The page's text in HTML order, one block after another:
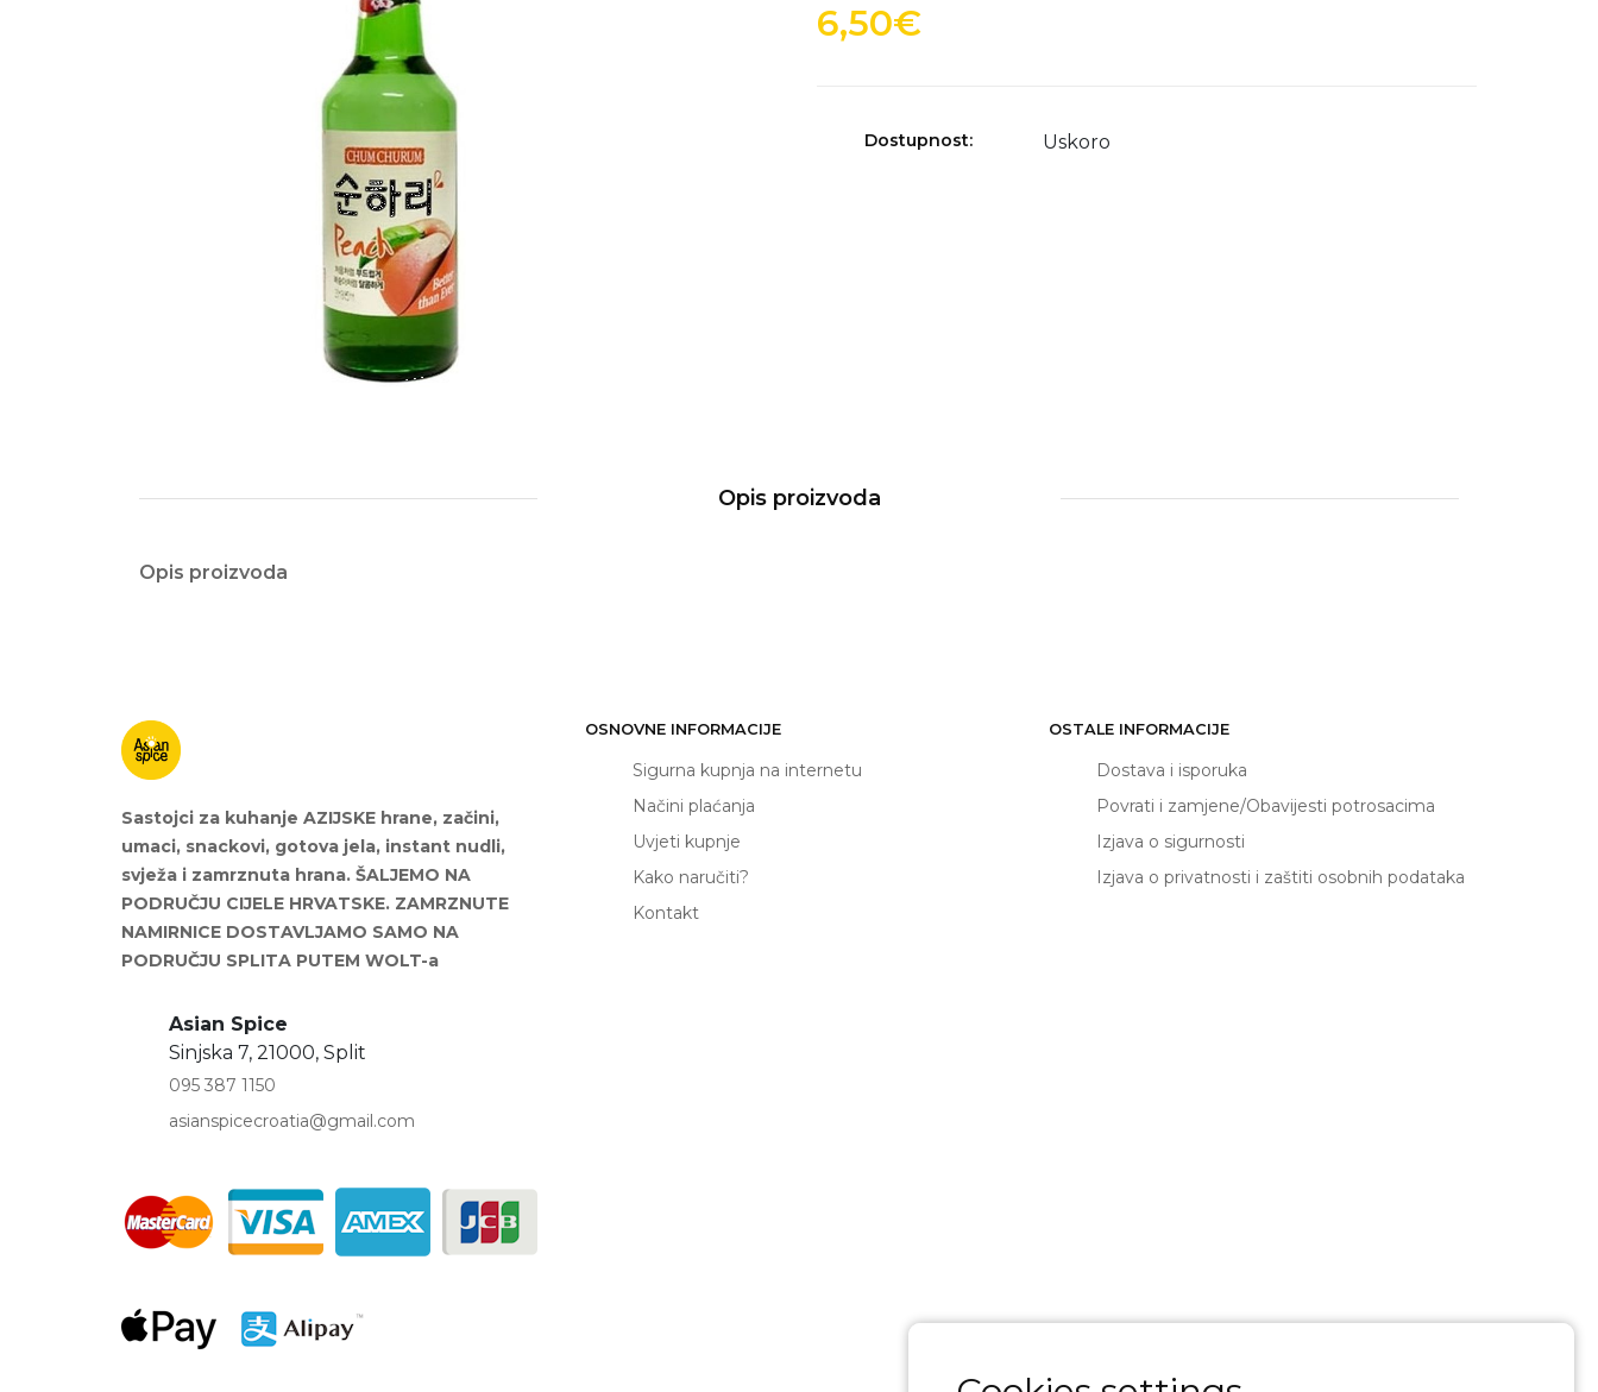
6,50€
Dostupnost: Uskoro
Opis proizvoda
Opis proizvoda
Sastojci za kuhanje AZIJSKE hrane, začini,
umaci, snackovi, gotova jela, instant nudli,
svježa i zamrznuta hrana. ŠALJEMO NA
PODRUČJU CIJELE HRVATSKE. ZAMRZNUTE
NAMIRNICE DOSTAVLJAMO SAMO NA
PODRUČJU SPLITA PUTEM WOLT-a
Asian Spice
Sinjska 7, 21000, Split
095 387 1150
asianspicecroatia@gmail.com
OSNOVNE INFORMACIJE
Sigurna kupnja na internetu
Načini plaćanja
Uvjeti kupnje
Kako naručiti?
Kontakt
OSTALE INFORMACIJE
Dostava i isporuka
Povrati i zamjene/Obavijesti potrosacima
Izjava o sigurnosti
Izjava o privatnosti i zaštiti osobnih podataka